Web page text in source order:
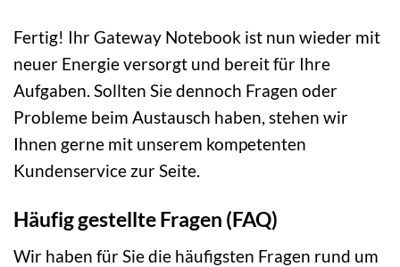
Fertig! Ihr Gateway Notebook ist nun wieder mit
neuer Energie versorgt und bereit für Ihre
Aufgaben. Sollten Sie dennoch Fragen oder
Probleme beim Austausch haben, stehen wir
Ihnen gerne mit unserem kompetenten
Kundenservice zur Seite.
Häufig gestellte Fragen (FAQ)
Wir haben für Sie die häufigsten Fragen rund um